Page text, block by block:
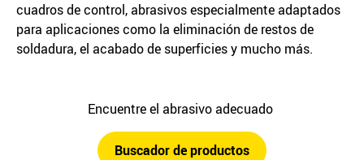
cuadros de control, abrasivos especialmente adaptados
para aplicaciones como la eliminación de restos de
soldadura, el acabado de superficies y mucho más.
Encuentre el abrasivo adecuado
Buscador de productos